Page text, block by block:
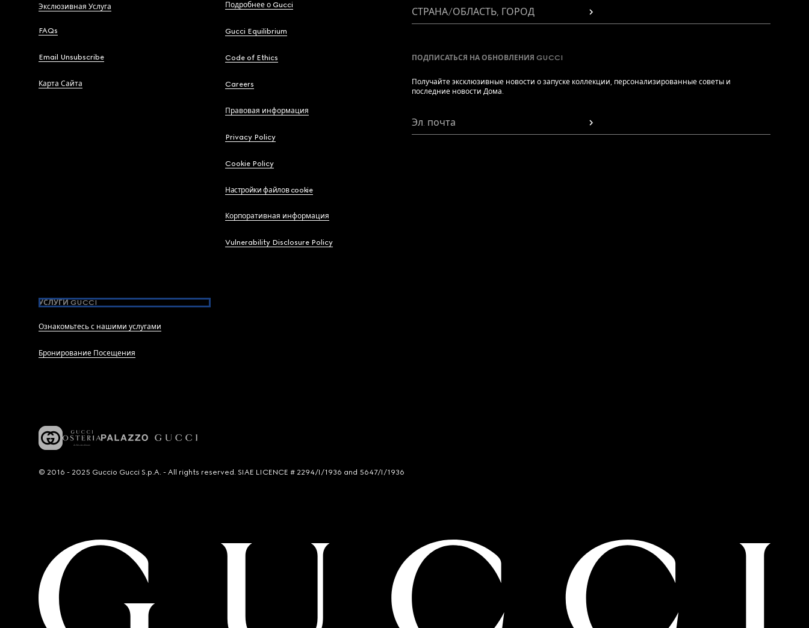
Экслюзивная Услуга
FAQs
Email Unsubscribe
Карта Сайта
Подробнее о Gucci
Gucci Equilibrium
Code of Ethics
Careers
Правовая информация
Privacy Policy
Cookie Policy
Настройки файлов cookie
Корпоративная информация
Vulnerability Disclosure Policy
УСЛУГИ GUCCI
Ознакомьтесь с нашими услугами
Бронирование Посещения
СТРАНА/ОБЛАСТЬ, ГОРОД
ПОДПИСАТЬСЯ НА ОБНОВЛЕНИЯ GUCCI
Получайте эксклюзивные новости о запуске коллекции, персонализированные советы и
последние новости Дома.
Эл. почта
© 2016 - 2025 Guccio Gucci S.p.A. - All rights reserved. SIAE LICENCE # 2294/I/1936 and 5647/I/1936